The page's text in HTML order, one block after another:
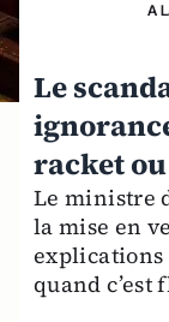
A
Le
racket
Le ministre
la mise en
explications
quand c’est